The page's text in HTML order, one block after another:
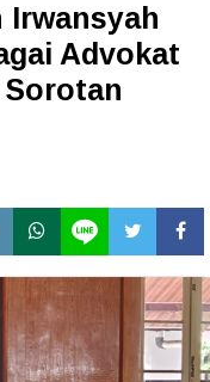
Irwansyah
Advokat